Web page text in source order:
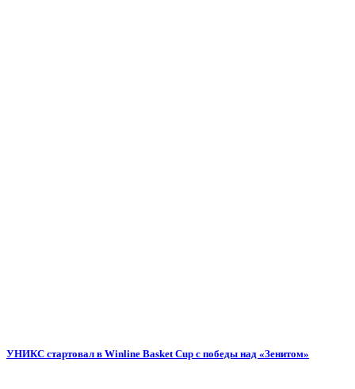
УНИКС стартовал в Winline Basket Cup с победы над «Зенитом»